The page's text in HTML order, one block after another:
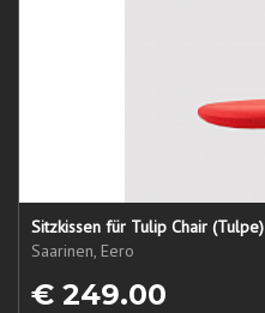
Sitzkissen für Tulip Chair (Tulpe)
Saarinen, Eero
€ 249.00